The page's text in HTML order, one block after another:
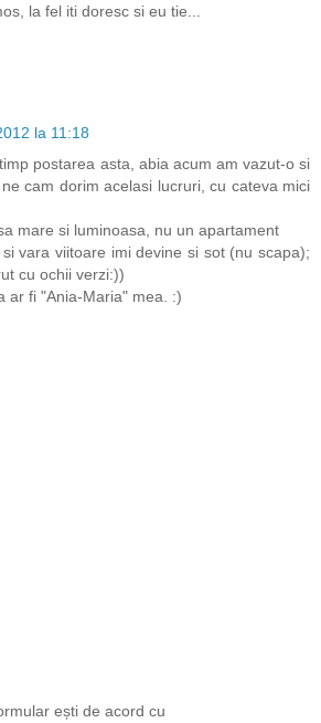
la fel iti doresc si eu tie...
la 11:18
postarea asta, abia acum am vazut-o si
cam dorim acelasi lucruri, cu cateva mici
mare si luminoasa, nu un apartament
vara viitoare imi devine si sot (nu scapa);
cu ochii verzi:))
ar fi "Ania-Maria" mea. :)
ești de acord cu